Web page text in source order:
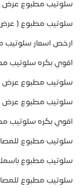
سلوتيب مطبوع عرض
سلوتيب مطبوع (
ارخص اسعار
اقوي بكره سلوتيب
سلوتيب مطبوع عرض
سلوتيب مطبوع عرض
اقوي بكره سلوتيب
سلوتيب مطبوع
سلوتيب مطبوع باسمك
سلوتيب مطبوع